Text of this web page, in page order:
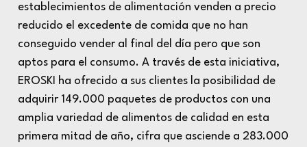
establecimientos de alimentación venden a precio
reducido el excedente de comida que no han
conseguido vender al final del día pero que son
aptos para el consumo. A través de esta iniciativa,
EROSKI ha ofrecido a sus clientes la posibilidad de
adquirir 149.000 paquetes de productos con una
amplia variedad de alimentos de calidad en esta
primera mitad de año, cifra que asciende a 283.000